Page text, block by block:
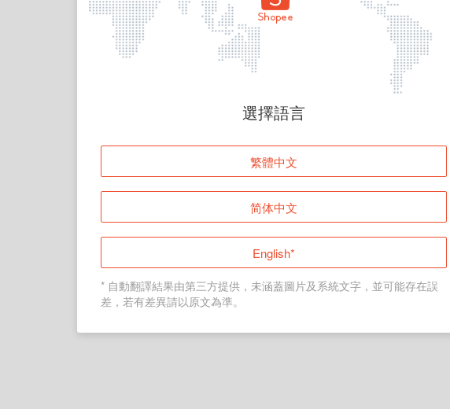
頁面無法顯示
登入
返回首頁
選擇語言
繁體中文
简体中文
English*
* 自動翻譯結果由第三方提供，未涵蓋圖片及系統文字，並可能存在誤
差，若有差異請以原文為準。